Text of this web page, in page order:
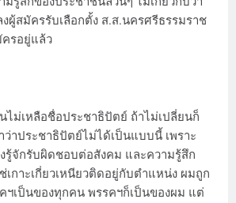
ผู้สมัครรับเลือกตั้ง ส.ส.นครศรีธรรมราช
ครอยู่แล้ว
ไม่เหลือชื่อประชาธิปัตย์ ถ้าไม่เปลี่ยนก็
ว่าประชาธิปัตย์ไม่ได้เป็นแบบนี้ เพราะ
รู้จักรับผิดชอบต่อสังคม และความรู้สึก
เกาะเกี่ยวเหนียวติดอยู่กับตำแหน่ง ผมถูก
ฯเป็นของทุกคน พรรคฯก็เป็นของผม แต่